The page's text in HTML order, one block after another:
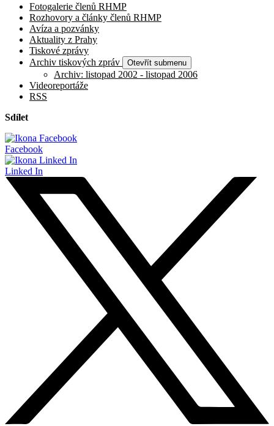
Fotogalerie členů RHMP
Rozhovory a články členů RHMP
Avíza a pozvánky
Aktuality z Prahy
Tiskové zprávy
Archiv tiskových zpráv
Otevřít submenu
Archiv: listopad 2002 - listopad 2006
Videoreportáže
RSS
Sdílet
Facebook
Linked In